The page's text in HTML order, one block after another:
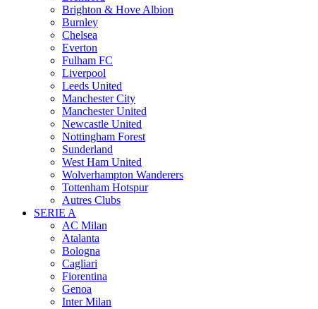
Brighton & Hove Albion
Burnley
Chelsea
Everton
Fulham FC
Liverpool
Leeds United
Manchester City
Manchester United
Newcastle United
Nottingham Forest
Sunderland
West Ham United
Wolverhampton Wanderers
Tottenham Hotspur
Autres Clubs
SERIE A
AC Milan
Atalanta
Bologna
Cagliari
Fiorentina
Genoa
Inter Milan